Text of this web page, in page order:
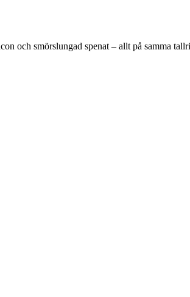
och smörslungad spenat – allt på samma